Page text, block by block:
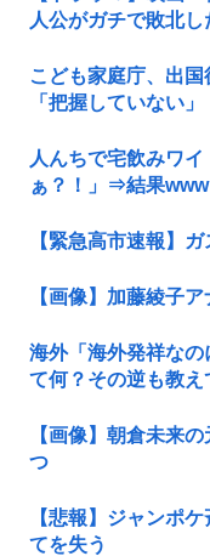
人公がガチで敗北
こども家庭庁、出
「把握していない」
人んちで宅飲みワ
ぁ？！」⇒結果www
【緊急高市速報】
【画像】加藤綾子
海外「海外発祥な
て何？その逆も教え
【画像】朝倉未来
つ
【悲報】ジャンポ
てを失う